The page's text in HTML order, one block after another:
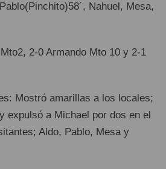
Nahuel, Mesa,
2-0 Armando Mto 10 y 2-1
Mostró amarillas a los locales;
expulsó a Michael por dos en el
Aldo, Pablo, Mesa y